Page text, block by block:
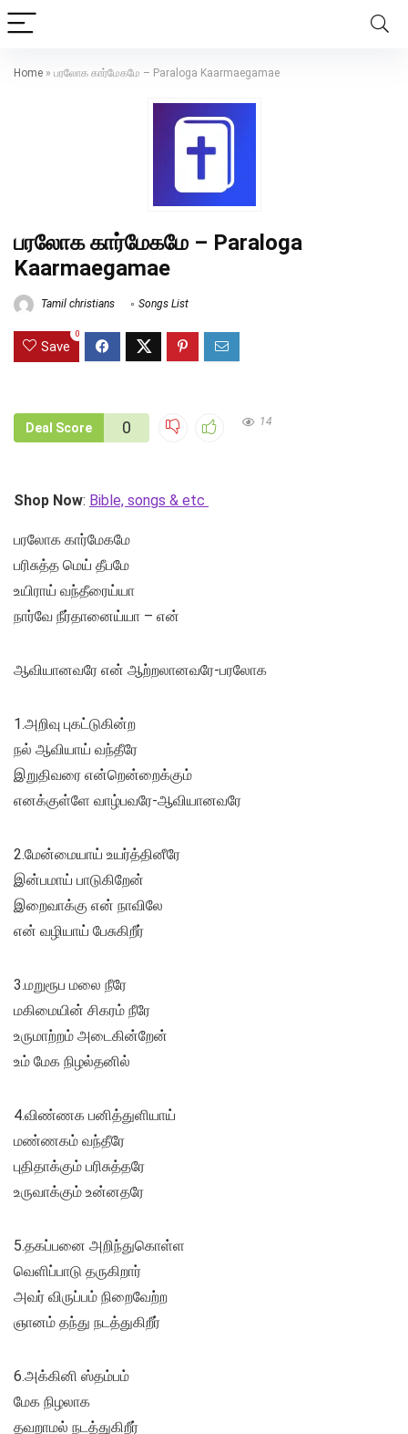
Home » பரலோக கார்மேகமே – Paraloga Kaarmaegamae
பரலோக கார்மேகமே – Paraloga
Kaarmaegamae
Tamil christians Songs List
Save
0
Deal Score 0 14
Shop Now: Bible, songs & etc
பரலோக கார்மேகமே
பரிசுத்த மெய் தீபமே
உயிராய் வந்தீரைய்யா
நார்வே நீர்தானைய்யா – என்
ஆவியானவரே என் ஆற்றலானவரே-பரலோக
1.அறிவு புகட்டுகின்ற
நல் ஆவியாய் வந்தீரே
இறுதிவரை என்றென்றைக்கும்
எனக்குள்ளே வாழ்பவரே-ஆவியானவரே
2.மேன்மையாய் உயர்த்தினீரே
இன்பமாய் பாடுகிறேன்
இறைவாக்கு என் நாவிலே
என் வழியாய் பேசுகிறீர்
3.மறுரூப மலை நீரே
மகிமையின் சிகரம் நீரே
உருமாற்றம் அடைகின்றேன்
உம் மேக நிழல்தனில்
4.விண்ணக பனித்துளியாய்
மண்ணகம் வந்தீரே
புதிதாக்கும் பரிசுத்தரே
உருவாக்கும் உன்னதரே
5.தகப்பனை அறிந்துகொள்ள
வெளிப்பாடு தருகிறார்
அவர் விருப்பம் நிறைவேற்ற
ஞானம் தந்து நடத்துகிறீர்
6.அக்கினி ஸ்தம்பம்
மேக நிழலாக
தவறாமல் நடத்துகிறீர்